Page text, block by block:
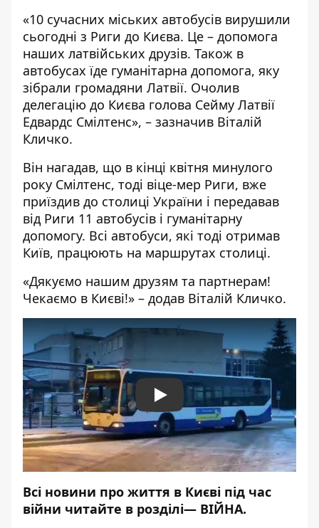
«10 сучасних міських автобусів вирушили
сьогодні з Риги до Києва. Це – допомога
наших латвійських друзів. Також в
автобусах їде гуманітарна допомога, яку
зібрали громадяни Латвії. Очолив
делегацію до Києва голова Сейму Латвії
Едвардс Смілтенс», – зазначив Віталій
Кличко.
Він нагадав, що в кінці квітня минулого
року Смілтенс, тоді віце-мер Риги, вже
приїздив до столиці України і передавав
від Риги 11 автобусів і гуманітарну
допомогу. Всі автобуси, які тоді отримав
Київ, працюють на маршрутах столиці.
«Дякуємо нашим друзям та партнерам!
Чекаємо в Києві!» – додав Віталій Кличко.
Play
Всі новини про життя в Києві під час
війни читайте в розділі— ВІЙНА.